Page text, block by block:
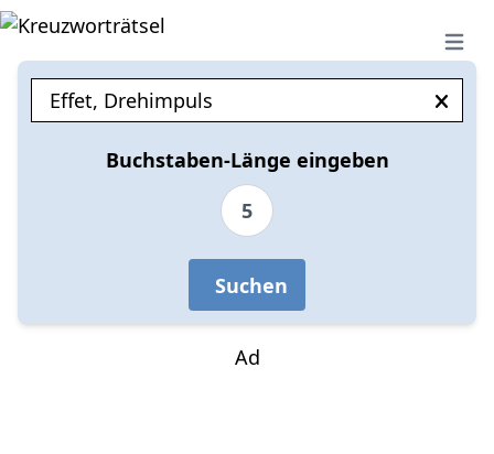
Open
Buchstaben-Länge eingeben
5
Suchen
Ad